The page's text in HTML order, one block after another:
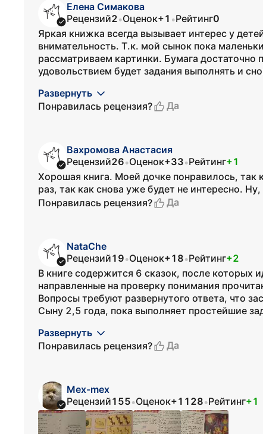
Елена Симакова
Рецензий2•Оценок+1 •Рейтинг0
Яркая книжка всегда вызывает интерес у
внимательность. Т.к. мой сынок пока
рассматриваем картинки. Бумага
удовольствием будет задания выполнять и
Развернуть
Понравилась рецензия?
Да
Вахромова Анастасия
Рецензий26•Оценок+33•Рейтинг+1
Хорошая книга. Моей дочке понравилось, так
раз, так как снова уже будет не интересно.
Понравилась рецензия?
Да
NataChe
Рецензий19•Оценок+18•Рейтинг+2
В книге содержится 6 сказок, после которых
направленные на проверку понимания
Вопросы требуют развернутого ответа, что
Сыну 2,5 года, пока выполняет простейшие
Развернуть
Понравилась рецензия?
Да
Mex-mex
Рецензий155•Оценок+1128•Рейтинг+1